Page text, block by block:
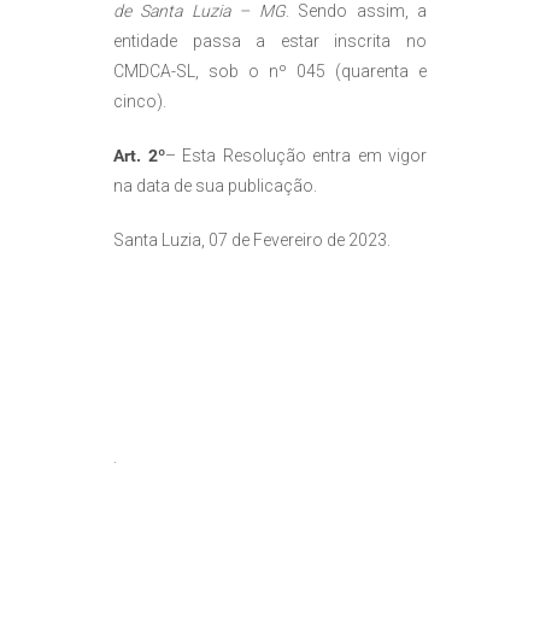
de Santa Luzia – MG. Sendo assim, a
entidade passa a estar inscrita no
CMDCA-SL, sob o nº 045 (quarenta e
cinco).
Art. 2º– Esta Resolução entra em vigor
na data de sua publicação.
Santa Luzia, 07 de Fevereiro de 2023.